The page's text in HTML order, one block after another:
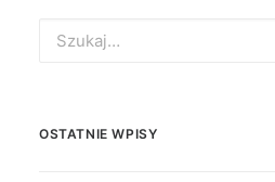
for:
OSTATNIE WPISY